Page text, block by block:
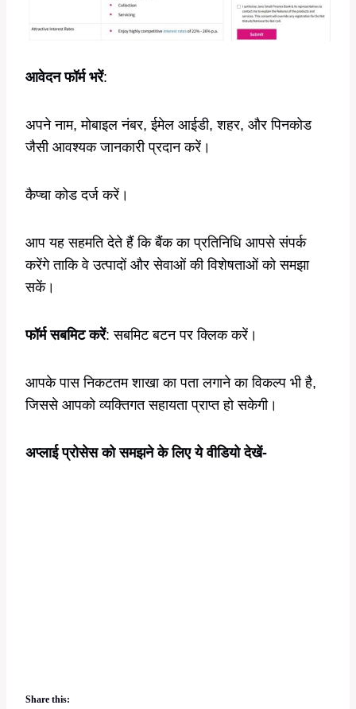
आवेदन फॉर्म भरें:
अपने नाम, मोबाइल नंबर, ईमेल आईडी, शहर, और पिनकोड
जैसी आवश्यक जानकारी प्रदान करें।
कैप्चा कोड दर्ज करें।
आप यह सहमति देते हैं कि बैंक का प्रतिनिधि आपसे संपर्क
करेंगे ताकि वे उत्पादों और सेवाओं की विशेषताओं को समझा
सकें।
फॉर्म सबमिट करें: सबमिट बटन पर क्लिक करें।
आपके पास निकटतम शाखा का पता लगाने का विकल्प भी है,
जिससे आपको व्यक्तिगत सहायता प्राप्त हो सकेगी।
अप्लाई प्रोसेस को समझने के लिए ये वीडियो देखें-
Share this: